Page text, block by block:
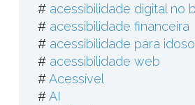
# acessibilidade digital no
# acessibilidade financeira
# acessibilidade para
# acessibilidade web
#Acessível
#AI